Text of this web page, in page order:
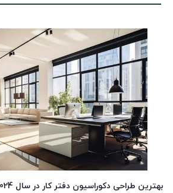
بهترین طراحی دکوراسیون دفتر کار در سال 2024